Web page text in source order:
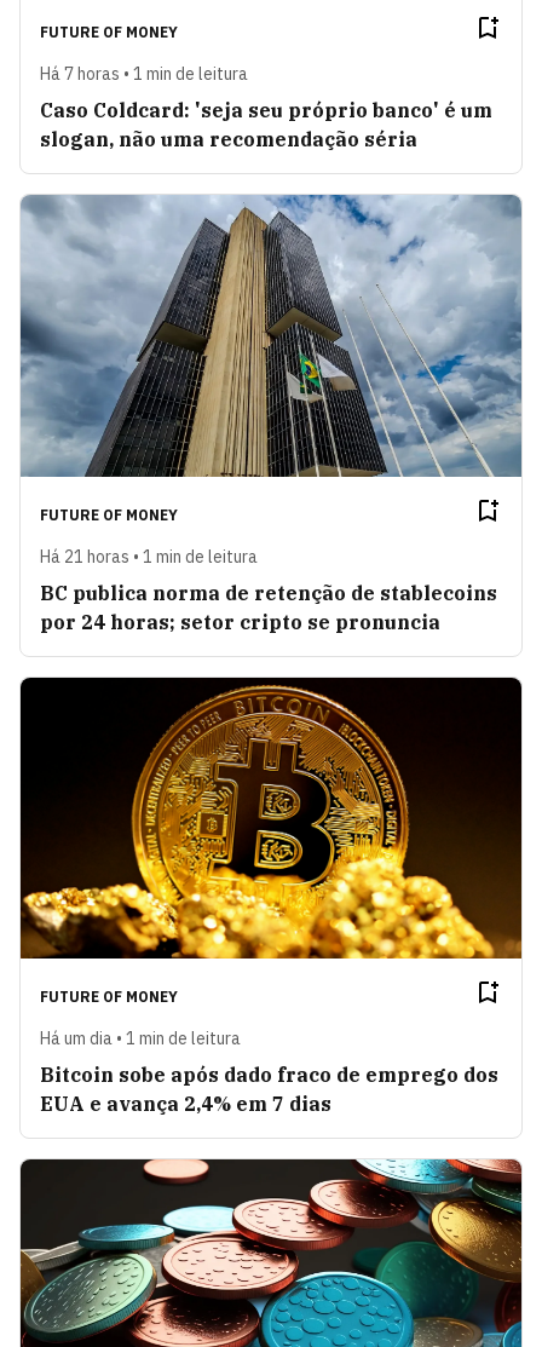
FUTURE OF MONEY
Há 7 horas • 1 min de leitura
Caso Coldcard: 'seja seu próprio banco' é um
slogan, não uma recomendação séria
FUTURE OF MONEY
Há 21 horas • 1 min de leitura
BC publica norma de retenção de stablecoins
por 24 horas; setor cripto se pronuncia
FUTURE OF MONEY
Há um dia • 1 min de leitura
Bitcoin sobe após dado fraco de emprego dos
EUA e avança 2,4% em 7 dias